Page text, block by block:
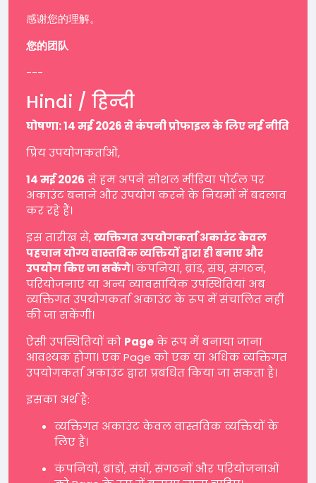
感谢您的理解。
您的团队
---
Hindi / हिन्दी
घोषणा: 14 मई 2026 से कंपनी प्रोफाइल के लिए नई नीति
प्रिय उपयोगकर्ताओं,
14 मई 2026 से हम अपने सोशल मीडिया पोर्टल पर
अकाउंट बनाने और उपयोग करने के नियमों में बदलाव
कर रहे हैं।
इस तारीख से,व्यक्तिगत उपयोगकर्ता अकाउंट केवल
पहचान योग्य वास्तविक व्यक्तियों द्वारा ही बनाए और
उपयोग किए जा सकेंगे। कंपनियां, ब्रांड, संघ, संगठन,
परियोजनाएं या अन्य व्यावसायिक उपस्थितियां अब
व्यक्तिगत उपयोगकर्ता अकाउंट के रूप में संचालित नहीं
की जा सकेंगी।
ऐसी उपस्थितियों को Pageके रूप में बनाया जाना
आवश्यक होगा। एक Page को एक या अधिक व्यक्तिगत
उपयोगकर्ता अकाउंट द्वारा प्रबंधित किया जा सकता है।
इसका अर्थ है:
व्यक्तिगत अकाउंट केवल वास्तविक व्यक्तियों के
लिए हैं।
कंपनियों, ब्रांडों, संघों, संगठनों और परियोजनाओं